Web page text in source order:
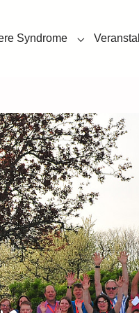
for "Jacobsen Syndrom"
Syndrome
Submenu